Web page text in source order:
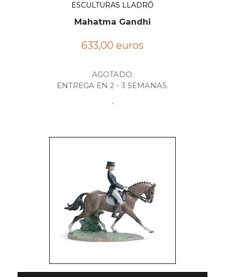
ESCULTURAS LLADRÓ
Mahatma Gandhi
633,00 euros
AGOTADO.
ENTREGA EN 2 - 3 SEMANAS.
.